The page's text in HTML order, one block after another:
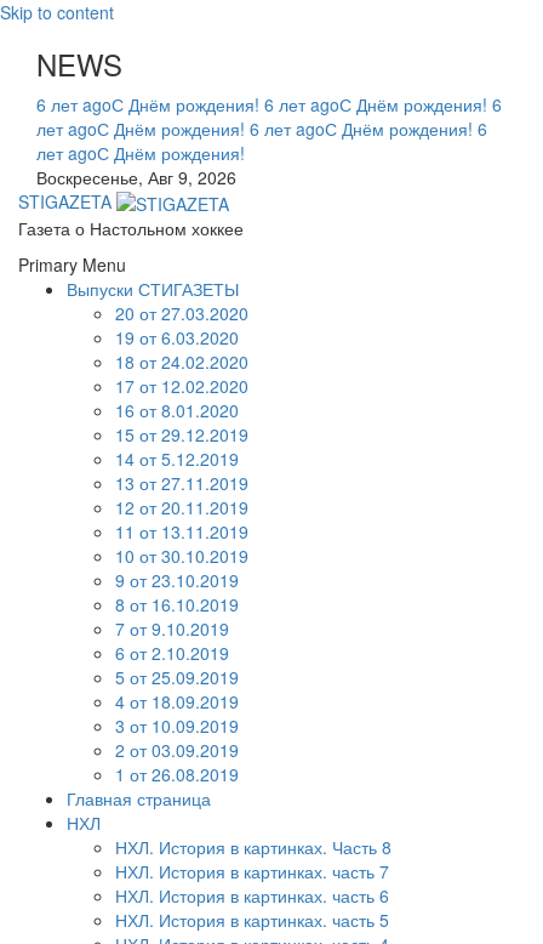
Skip to content
NEWS
6 лет agoС Днём рождения! 6 лет agoС Днём рождения! 6
лет agoС Днём рождения! 6 лет agoС Днём рождения! 6
лет agoС Днём рождения!
Воскресенье, Авг 9, 2026
STIGAZETA
Газета о Настольном хоккее
Primary Menu
Выпуски СТИГАЗЕТЫ
20 от 27.03.2020
19 от 6.03.2020
18 от 24.02.2020
17 от 12.02.2020
16 от 8.01.2020
15 от 29.12.2019
14 от 5.12.2019
13 от 27.11.2019
12 от 20.11.2019
11 от 13.11.2019
10 от 30.10.2019
9 от 23.10.2019
8 от 16.10.2019
7 от 9.10.2019
6 от 2.10.2019
5 от 25.09.2019
4 от 18.09.2019
3 от 10.09.2019
2 от 03.09.2019
1 от 26.08.2019
Главная страница
НХЛ
НХЛ. История в картинках. Часть 8
НХЛ. История в картинках. часть 7
НХЛ. История в картинках. часть 6
НХЛ. История в картинках. часть 5